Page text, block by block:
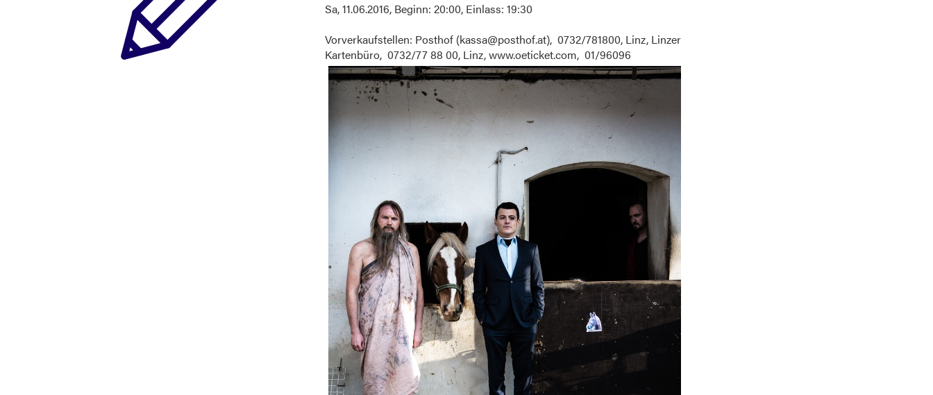
Sa, 11.06.2016, Beginn: 20:00, Einlass: 19:30
Vorverkaufstellen: Posthof (kassa@posthof.at), 0732/781800, Linz, Linzer
Kartenbüro, 0732/77 88 00, Linz, www.oeticket.com, 01/96096